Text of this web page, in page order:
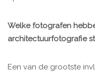
Welke fotografen
architectuurfotografie
Een van de grootste